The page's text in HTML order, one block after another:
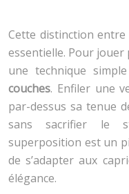
Cette distinction
essentielle. Pour jouer
une technique
couches. Enfiler une
par-dessus sa tenue
sans sacrifier le
superposition est un
de s’adapter aux
élégance.